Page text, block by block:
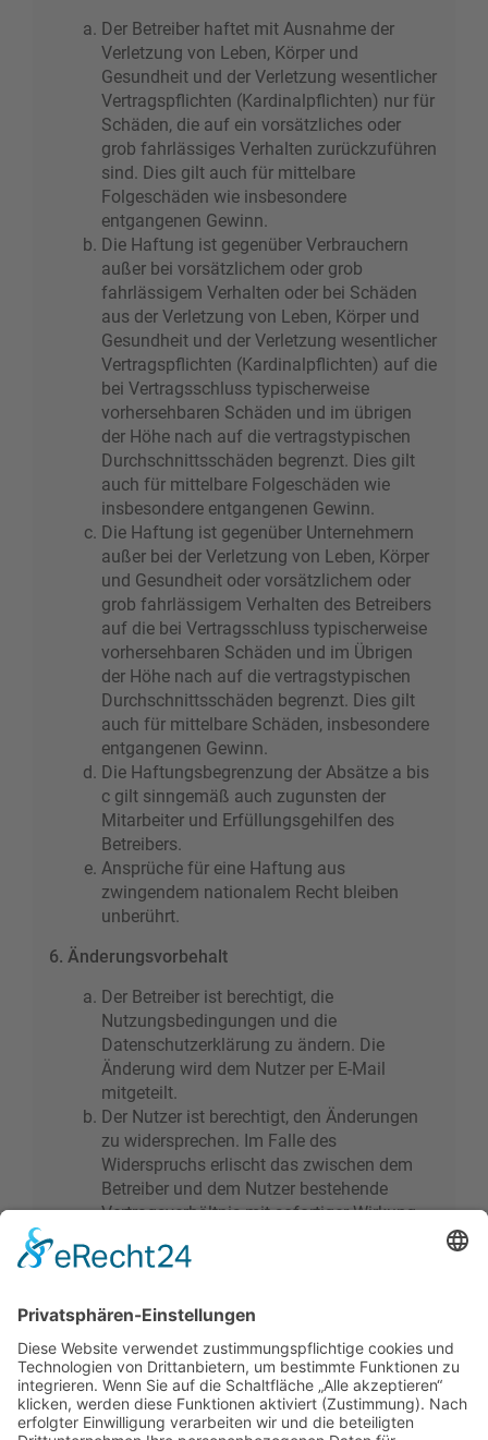
Der Betreiber haftet mit Ausnahme der
Verletzung von Leben, Körper und
Gesundheit und der Verletzung wesentlicher
Vertragspflichten (Kardinalpflichten) nur für
Schäden, die auf ein vorsätzliches oder
grob fahrlässiges Verhalten zurückzuführen
sind. Dies gilt auch für mittelbare
Folgeschäden wie insbesondere
entgangenen Gewinn.
Die Haftung ist gegenüber Verbrauchern
außer bei vorsätzlichem oder grob
fahrlässigem Verhalten oder bei Schäden
aus der Verletzung von Leben, Körper und
Gesundheit und der Verletzung wesentlicher
Vertragspflichten (Kardinalpflichten) auf die
bei Vertragsschluss typischerweise
vorhersehbaren Schäden und im übrigen
der Höhe nach auf die vertragstypischen
Durchschnittsschäden begrenzt. Dies gilt
auch für mittelbare Folgeschäden wie
insbesondere entgangenen Gewinn.
Die Haftung ist gegenüber Unternehmern
außer bei der Verletzung von Leben, Körper
und Gesundheit oder vorsätzlichem oder
grob fahrlässigem Verhalten des Betreibers
auf die bei Vertragsschluss typischerweise
vorhersehbaren Schäden und im Übrigen
der Höhe nach auf die vertragstypischen
Durchschnittsschäden begrenzt. Dies gilt
auch für mittelbare Schäden, insbesondere
entgangenen Gewinn.
Die Haftungsbegrenzung der Absätze a bis
c gilt sinngemäß auch zugunsten der
Mitarbeiter und Erfüllungsgehilfen des
Betreibers.
Ansprüche für eine Haftung aus
zwingendem nationalem Recht bleiben
unberührt.
6. Änderungsvorbehalt
Der Betreiber ist berechtigt, die
Nutzungsbedingungen und die
Datenschutzerklärung zu ändern. Die
Änderung wird dem Nutzer per E-Mail
mitgeteilt.
Der Nutzer ist berechtigt, den Änderungen
zu widersprechen. Im Falle des
Widerspruchs erlischt das zwischen dem
Betreiber und dem Nutzer bestehende
Vertragsverhältnis mit sofortiger Wirkung.
verbindlich, wenn der Nutzer den
Informationen über den Umgang mit deinen
persönlichen Daten sind in der
Datenschutzerklärung enthalten.